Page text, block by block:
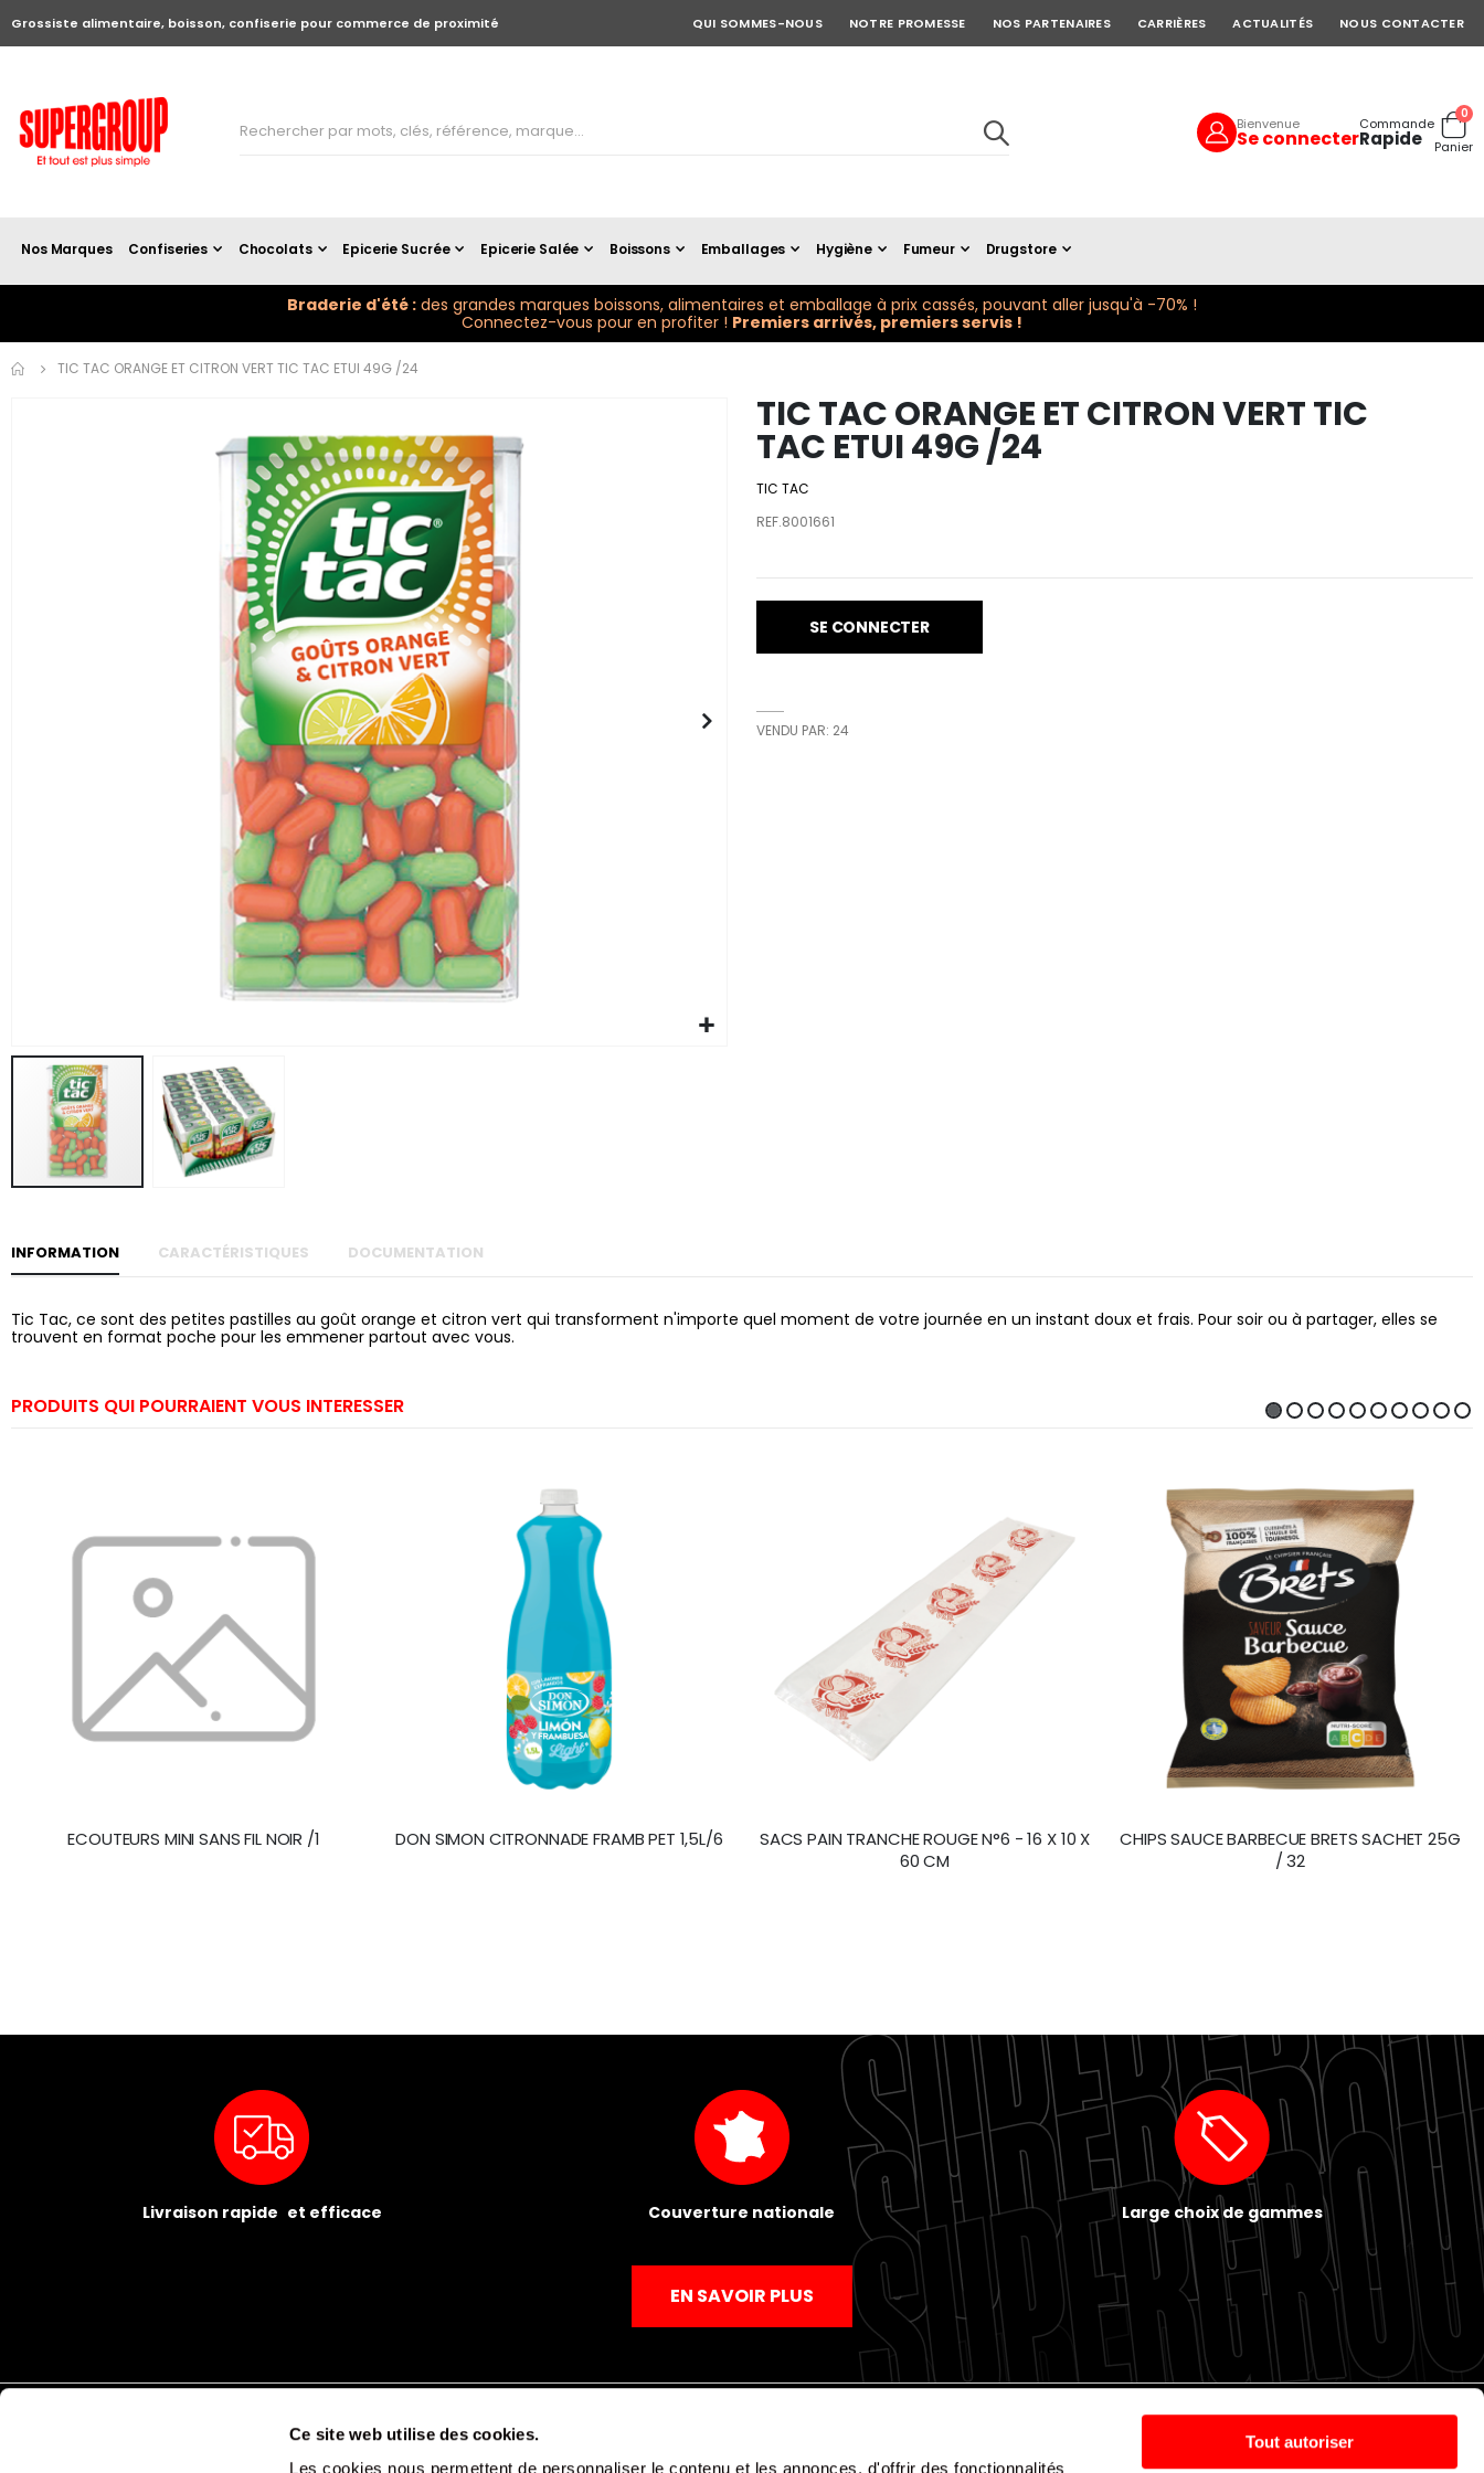
Ce site web utilise des cookies.
Les cookies nous permettent de personnaliser le contenu et les annonces, d'offrir des fonctionnalités
Tout autoriser
Grossiste alimentaire, boisson, confiserie pour commerce de proximité QUI SOMMES-NOUS NOTRE PROMESSE NOS PARTENAIRES CARRIÈRES ACTUALITÉS NOUS CONTACTER
Bienvenue
Se connecter
Commande
Rapide Cart
0
Panier
Nos Marques Confiseries Chocolats Epicerie Sucrée Epicerie Salée Boissons Emballages Hygiène Fumeur Drugstore
Braderie d'été : des grandes marques boissons, alimentaires et emballage à prix cassés, pouvant aller jusqu'à -70% !
Connectez-vous pour en profiter ! Premiers arrivés, premiers servis !
TIC TAC ORANGE ET CITRON VERT TIC TAC ETUI 49G /24
the
Skip to
beginning
TIC TAC ORANGE ET CITRON VERT TIC
TAC ETUI 49G /24
TIC TAC
REF.8001661
SE CONNECTER
VENDU PAR: 24
INFORMATION
Tic Tac, ce sont des petites pastilles au goût orange et citron vert qui transforment n'importe quel moment de votre journée en un instant doux et frais. Pour soir ou à partager, elles se
trouvent en format poche pour les emmener partout avec vous.
CARACTÉRISTIQUES DOCUMENTATION
PRODUITS QUI POURRAIENT VOUS INTERESSER
ECOUTEURS MINI SANS FIL NOIR /1 DON SIMON CITRONNADE FRAMB PET 1,5L/6
SACS PAIN TRANCHE ROUGE N°6 - 16 X 10 X
60 CM
CHIPS SAUCE BARBECUE BRETS SACHET 25G
/ 32
Livraison rapide et efficace Couverture nationale Large choix de gammes
EN SAVOIR PLUS